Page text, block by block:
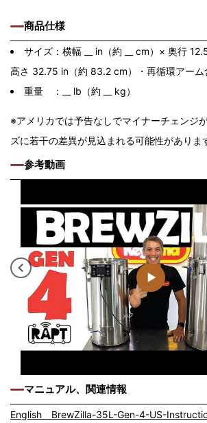
商品仕様
サイズ：横幅 __ in（約 __ cm）× 奥行
高さ 32.75 in（約 83.2 cm）・再循環アーム
重量 ：__ lb（約 __ kg）
※アメリカでは予告なしでマイナーチェンジ
ズに若干の差異が見込まれる可能性がありま
参考動画
マニュアル、関連情報
English BrewZilla-35L-Gen-4-US-